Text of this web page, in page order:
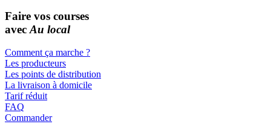
Faire vos courses
avec Au local
Comment ça marche ?
Les producteurs
Les points de distribution
La livraison à domicile
Tarif réduit
FAQ
Commander